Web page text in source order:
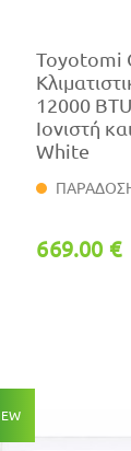
Toyotomi
12000
Ιονιστή
White
669.00 €